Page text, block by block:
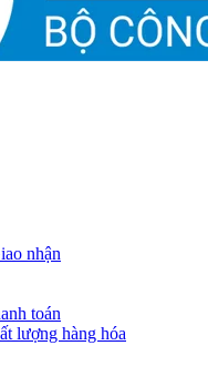
nhận
toán
lượng hàng hóa